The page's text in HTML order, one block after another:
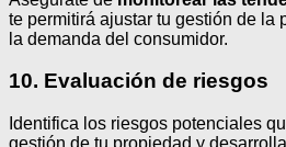
te permitirá ajustar tu gestión de la
la demanda del consumidor.
10. Evaluación de riesgos
Identifica los riesgos potenciales